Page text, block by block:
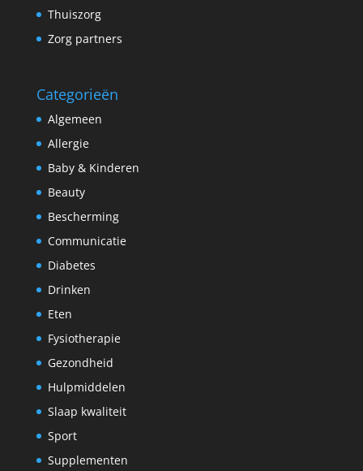
Thuiszorg
Zorg partners
Categorieën
Algemeen
Allergie
Baby & Kinderen
Beauty
Bescherming
Communicatie
Diabetes
Drinken
Eten
Fysiotherapie
Gezondheid
Hulpmiddelen
Slaap kwaliteit
Sport
Supplementen